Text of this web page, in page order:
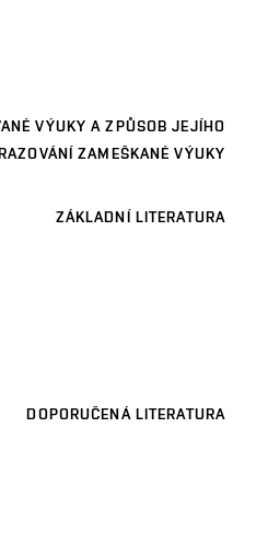
VÝUKY A ZPŮSOB JEJÍHO
ZAMEŠKANÉ VÝUKY
ZÁKLADNÍ LITERATURA
DOPORUČENÁ LITERATURA